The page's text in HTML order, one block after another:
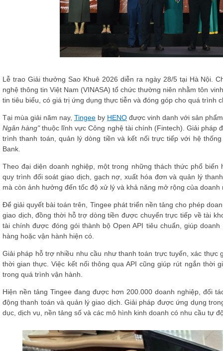
Lễ trao Giải thưởng Sao Khuê 2026 diễn ra ngày 28/5 tại Hà Nội.
nghệ thông tin Việt Nam (VINASA) tổ chức thường niên nhằm tôn
tin tiêu biểu, có giá trị ứng dụng thực tiễn và đóng góp cho quá trình
Tại mùa giải năm nay, Tingee by HENO được vinh danh với sản phẩm
Ngân hàng"thuộc lĩnh vực Công nghệ tài chính (Fintech). Giải pháp
trình thanh toán, quản lý dòng tiền và kết nối trực tiếp với hệ
Bank.
Theo đại diện doanh nghiệp, một trong những thách thức phổ
quy trình đối soát giao dịch, gạch nợ, xuất hóa đơn và quản lý
mà còn ảnh hưởng đến tốc độ xử lý và khả năng mở rộng của doanh
Để giải quyết bài toán trên, Tingee phát triển nền tảng cho phép
giao dịch, đồng thời hỗ trợ dòng tiền được chuyển trực tiếp về tài
tài chính được đóng gói thành bộ Open API tiêu chuẩn, giúp
hàng hoặc vận hành hiện có.
Giải pháp hỗ trợ nhiều nhu cầu như thanh toán trực tuyến, xác thực
thời gian thực. Việc kết nối thông qua API cũng giúp rút ngắn thời
trong quá trình vận hành.
Hiện nền tảng Tingee đang được hơn 200.000 doanh nghiệp, đối
động thanh toán và quản lý giao dịch. Giải pháp được ứng dụng
dục, dịch vụ, nền tảng số và các mô hình kinh doanh có nhu cầu tự